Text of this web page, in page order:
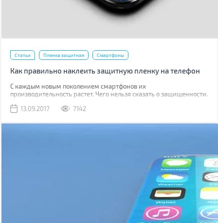
Статьи Пленка защитная Смартфоны
Как правильно наклеить защитную пленку на телефон
С каждым новым поколением смартфонов их
производительность растет. Чего нельзя сказать о защищенности.
водонепроницаемость, но все также уязвимы к механическим
13.09.2017 7142